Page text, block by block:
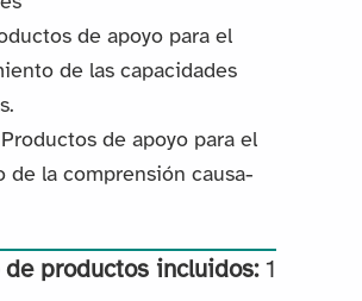
de apoyo para el
de las capacidades
de apoyo para el
de la comprensión causa-
de productos incluidos:1